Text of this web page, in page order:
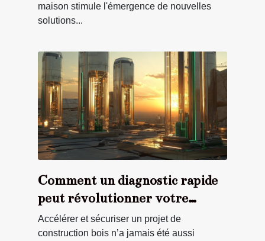
maison stimule l'émergence de nouvelles
solutions...
Comment un diagnostic rapide
peut révolutionner votre
projet de construction bois ?
Accélérer et sécuriser un projet de
construction bois n’a jamais été aussi